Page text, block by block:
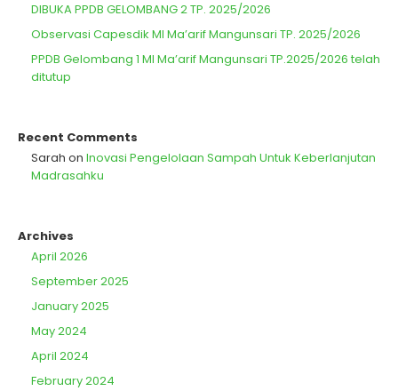
DIBUKA PPDB GELOMBANG 2 TP. 2025/2026
Observasi Capesdik MI Ma’arif Mangunsari TP. 2025/2026
PPDB Gelombang 1 MI Ma’arif Mangunsari TP.2025/2026 telah
ditutup
Recent Comments
Sarah on Inovasi Pengelolaan Sampah Untuk Keberlanjutan
Madrasahku
Archives
April 2026
September 2025
January 2025
May 2024
April 2024
February 2024